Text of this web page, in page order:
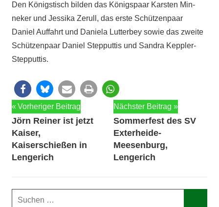
Den Königstisch bilden das Königspaar Karsten Min­
nek­er und Jes­si­ka Zerull, das erste Schützen­paar
Daniel Auf­fahrt und Daniela Lut­ter­bey sowie das zweite
Schützen­paar Daniel Step­put­tis und San­dra Keppler-
Stepputtis.
Beitragsnavigation
Vorheriger Beitrag
Jörn Reiner ist jetzt
Kaiser,
Kaiserschießen in
Lengerich
Nächster Beitrag
Sommerfest des SV
Exterheide-
Meesenburg,
Lengerich
Suchen